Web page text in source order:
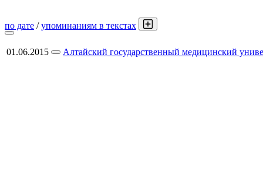
по дате /упоминаниям в текстах
01.06.2015 Алтайский государственный медицинский